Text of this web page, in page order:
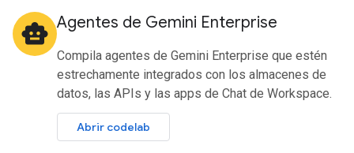
smart_toy Agentes de Gemini Enterprise
Compila agentes de Gemini Enterprise que estén
estrechamente integrados con los almacenes de
datos, las APIs y las apps de Chat de Workspace.
Abrir codelab